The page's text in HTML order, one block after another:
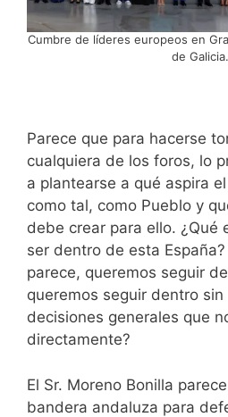
Cumbre de líderes europeos en
de Galicia.
Parece que para hacerse
cualquiera de los foros, lo
a plantearse a qué aspira
como tal, como Pueblo y
debe crear para ello. ¿Qué
ser dentro de esta
parece, queremos seguir
queremos seguir dentro
decisiones generales que
directamente?
El Sr. Moreno Bonilla
bandera andaluza para